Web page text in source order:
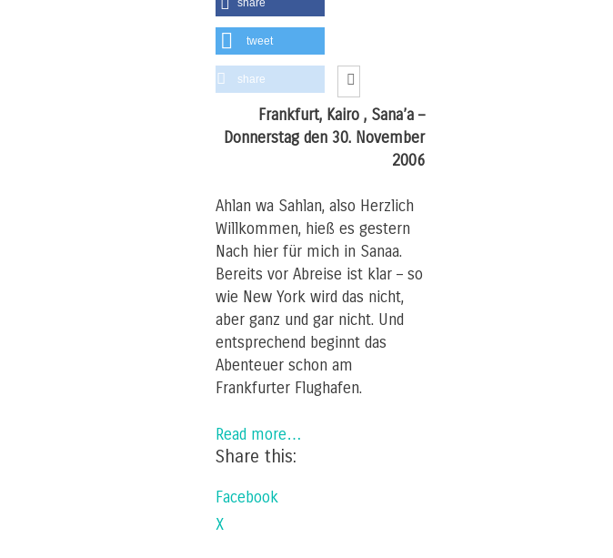
share
tweet
share
Frankfurt, Kairo , Sana’a –
Donnerstag den 30. November
2006
Ahlan wa Sahlan, also Herzlich
Willkommen, hieß es gestern
Nach hier für mich in Sanaa.
Bereits vor Abreise ist klar – so
wie New York wird das nicht,
aber ganz und gar nicht. Und
entsprechend beginnt das
Abenteuer schon am
Frankfurter Flughafen.
Read more…
Share this:
Facebook
X